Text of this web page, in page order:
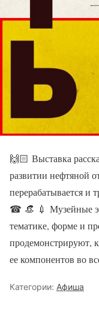
🙌🏻 Выставка
развитии нефтяной
перерабатывается и
☎ 👒 💉 Музейные
тематике, форме и
продемонстрируют,
ее компонентов во
Категории: Афиша